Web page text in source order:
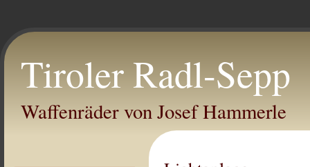
Tiroler Radl-Sepp
Waffenräder von Josef Hammerle